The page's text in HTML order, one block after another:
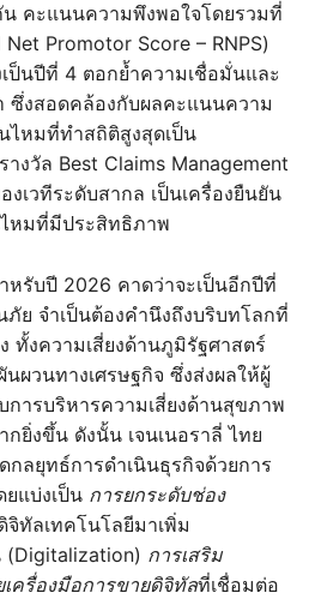
คะแนนความพึงพอใจโดยรวมที่
Promotor Score – RNPS)
ป็นปีที่ 4 ตอกย้ำความเชื่อมั่นและ
ซึ่งสอดคล้องกับผลคะแนนความ
ไหมที่ทำสถิติสูงสุดเป็น
งวัล Best Claims Management
งเวทีระดับสากล เป็นเครื่องยืนยัน
หมที่มีประสิทธิภาพ
หรับปี 2026 คาดว่าจะเป็นอีกปีที่
ย จำเป็นต้องคำนึงถึงบริบทโลกที่
ทั้งความเสี่ยงด้านภูมิรัฐศาสตร์
ผวนทางเศรษฐกิจ ซึ่งส่งผลให้ผู้
ารบริหารความเสี่ยงด้านสุขภาพ
กยิ่งขึ้น ดังนั้น เจนเนอราลี่ ไทย
กลยุทธ์การดำเนินธุรกิจด้วยการ
ยแบ่งเป็น การยกระดับช่อง
จิทัลเทคโนโลยีมาเพิ่ม
การเสริม
ครื่องมือการขายดิจิทัลที่เชื่อมต่อ